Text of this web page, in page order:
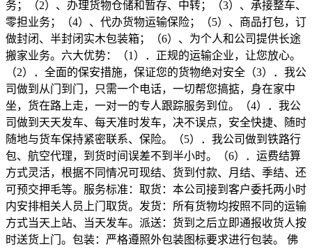
务；（2）、办理货物仓储和暂存、中转；（3）、承接整车、
零担业务；（4）、代办货物运输保险；（5）、商品打包，订
做封闭、半封闭实木包装箱；（6）、为个人和公司提供长途
搬家业务。六大优势：（1 ）．正规的运输企业，让您放心。
（2）．全面的保安措施，保证您的货物绝对安全（3）．我公
司做到从门到门，只需一个电话，一切帮您搞掂，身在家中
坐，货在路上走，一对一的专人跟踪服务到位。（4）．我公
司做到天天发车、每天准时发车，决不误点，安全快捷、随时
随地与货车保持紧密联系、保险。（5）．我公司做到铁路行
包、航空代理，到货时间误差不到半小时。（6）．运费结算
方式灵活，根据不同情况可现结、货到付款、月结、季结、还
可预交押毛等。服务标准：取货：本公司接到客户委托两小时
内安排相关人员上门取货。发货：所有货物均按照不同的运输
方式当天上站、当天发车。派送：货到之后立即通报收货人按
时送货上门。包装：严格遵照外包装图标要求进行包装。 佛